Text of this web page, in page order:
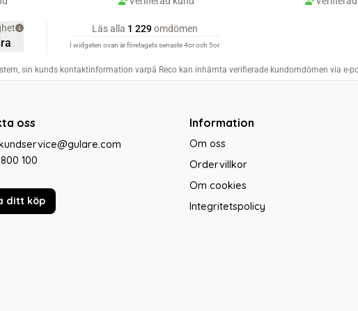
oss
100
ditt köp
Information
Om oss
Ordervillkor
Om cookies
Integritetspolicy